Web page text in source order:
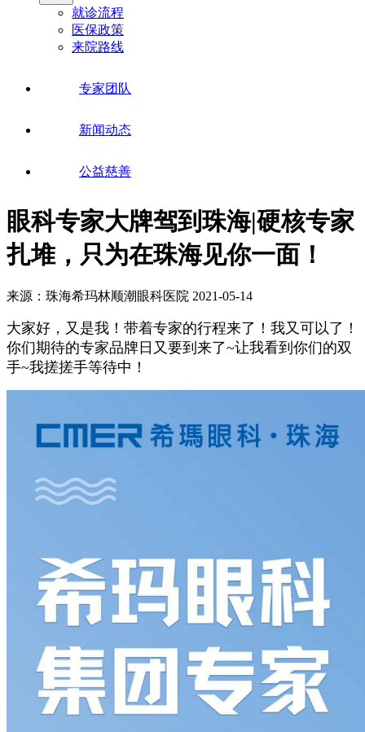
就诊流程
医保政策
来院路线
专家团队
新闻动态
公益慈善
眼科专家大牌驾到珠海|硬核专家
扎堆，只为在珠海见你一面！
来源：珠海希玛林顺潮眼科医院 2021-05-14
大家好，又是我！带着专家的行程来了！我又可以了！
你们期待的专家品牌日又要到来了~让我看到你们的双
手~我搓搓手等待中！